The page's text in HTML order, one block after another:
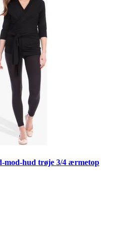
mod-hud trøje 3/4 ærmetop